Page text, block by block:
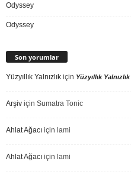
Odyssey
Odyssey
Son yorumlar
Yüzyıllık Yalnızlık için Yüzyıllık
Arşiv için Sumatra Tonic
Ahlat Ağacı için lami
Ahlat Ağacı için lami